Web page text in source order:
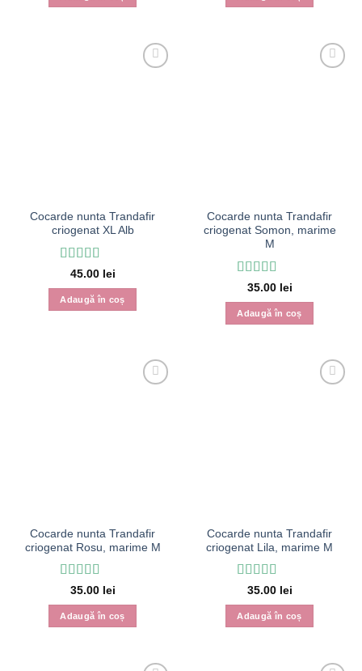
Cocarde nunta Trandafir
criogenat XL Alb
Evaluat la5
din 5
45.00 lei
Adaugă în coș
Cocarde nunta Trandafir
criogenat Somon, marime
M
Evaluat la5
din 5
35.00 lei
Adaugă în coș
Cocarde nunta Trandafir
criogenat Rosu, marime M
Evaluat la5
din 5
35.00 lei
Adaugă în coș
Cocarde nunta Trandafir
criogenat Lila, marime M
Evaluat la5
din 5
35.00 lei
Adaugă în coș